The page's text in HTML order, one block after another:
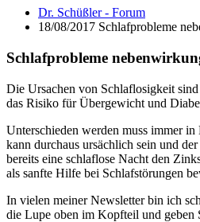
Dr. Schüßler - Forum
18/08/2017 Schlafprobleme
Schlafprobleme
Die Ursachen von Schlaflosigkeit
das Risiko für Übergewicht und
Unterschieden werden muss immer
kann durchaus ursächlich sein und
bereits eine schlaflose Nacht den
als sanfte Hilfe bei Schlafstörungen
In vielen meiner Newsletter bin ich
die Lupe oben im Kopfteil und geben